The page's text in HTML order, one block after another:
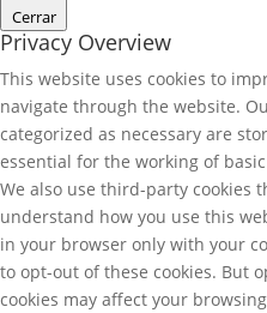
Cerrar
Privacy Overview
This website uses cookies to
navigate through the website.
categorized as necessary are
essential for the working of
We also use third-party cookies
understand how you use this
in your browser only with your
to opt-out of these cookies. But
cookies may affect your